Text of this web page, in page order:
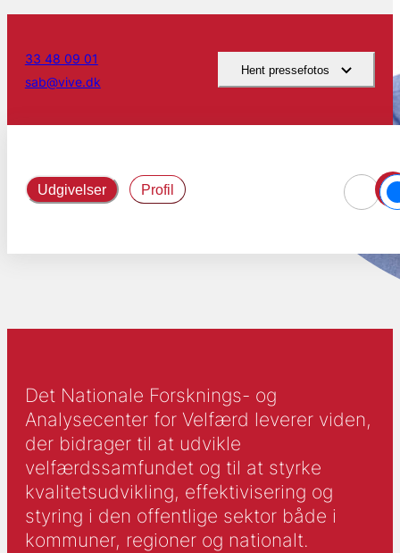
33 48 09 01
sab@vive.dk
Hent pressefotos
Udgivelser Profil
Det Nationale Forsknings- og
Analysecenter for Velfærd leverer viden,
der bidrager til at udvikle
velfærdssamfundet og til at styrke
kvalitetsudvikling, effektivisering og
styring i den offentlige sektor både i
kommuner, regioner og nationalt.